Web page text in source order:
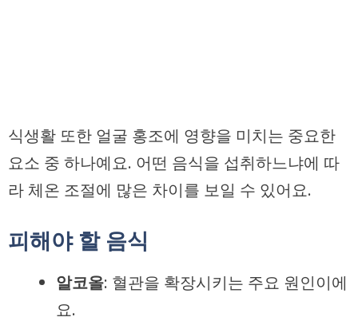
식생활 또한 얼굴 홍조에 영향을 미치는 중요한
요소 중 하나예요. 어떤 음식을 섭취하느냐에 따
라 체온 조절에 많은 차이를 보일 수 있어요.
피해야 할 음식
알코올: 혈관을 확장시키는 주요 원인이에
요.